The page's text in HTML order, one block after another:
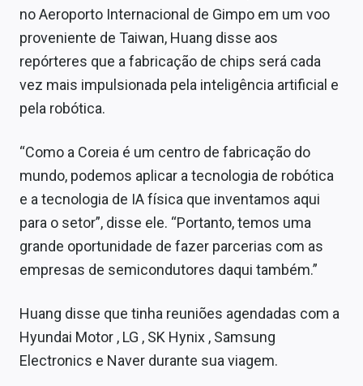
Contato
no Aeroporto Internacional de Gimpo em um voo
proveniente de Taiwan, Huang disse aos
repórteres que a fabricação de chips será cada
vez mais impulsionada pela inteligência artificial e
pela robótica.
“Como a Coreia é um centro de fabricação do
mundo, podemos aplicar a tecnologia de robótica
e a tecnologia de IA física que inventamos aqui
para o setor”, disse ele. “Portanto, temos uma
grande oportunidade de fazer parcerias com as
empresas de semicondutores daqui também.”
Huang disse que tinha reuniões agendadas com a
Hyundai Motor , LG , SK Hynix , Samsung
Electronics e Naver durante sua viagem.